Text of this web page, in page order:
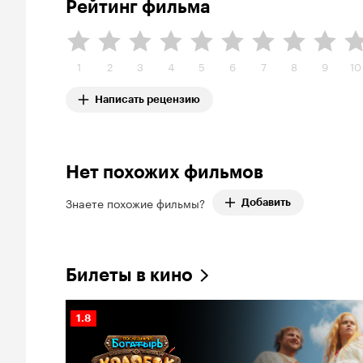
Рейтинг фильма
1 2 3 4 5 6 7 8 9 10
Написать рецензию
Нет похожих фильмов
Знаете похожие фильмы? Добавить
Билеты в кино
Рейтинг
Кинопоиска
1.8